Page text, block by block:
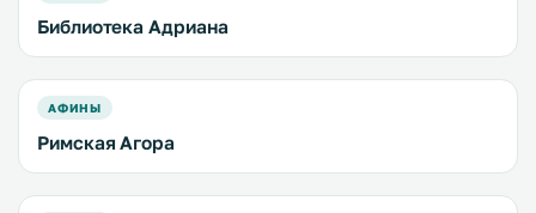
Библиотека Адриана
АФИНЫ
Римская Агора